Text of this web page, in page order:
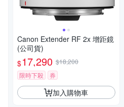
Canon Extender RF 2x 增距鏡
(公司貨)
$17,290 $18,200
限時下殺
券
加入購物車